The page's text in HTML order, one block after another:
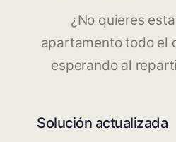
¿No quieres
apartamento todo el
esperando al
Solución actualizada